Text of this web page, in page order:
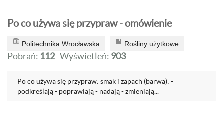
Po co używa się przypraw - omówienie
Politechnika Wrocławska Rośliny użytkowe
Pobrań: 112 Wyświetleń: 903
Po co używa się przypraw: smak i zapach (barwa): -
podkreślają - poprawiają - nadają - zmieniają...